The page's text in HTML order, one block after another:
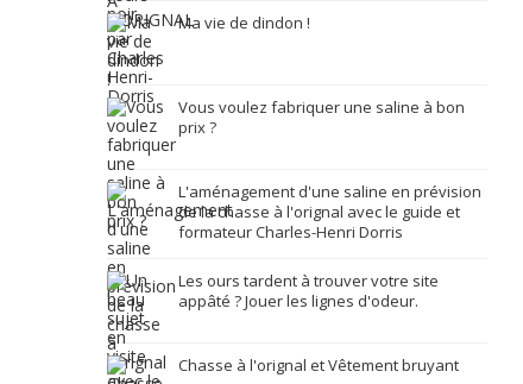
Ma vie de dindon !
Vous voulez fabriquer une saline à bon
prix ?
L'aménagement d'une saline en prévision
de la chasse à l'orignal avec le guide et
formateur Charles-Henri Dorris
Les ours tardent à trouver votre site
appâté ? Jouer les lignes d'odeur.
Chasse à l'orignal et Vêtement bruyant